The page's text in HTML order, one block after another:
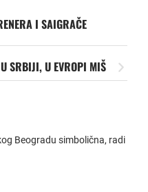
I SAIGRAČE
SRBIJI, U EVROPI MIŠ
Beogradu simbolična, radi